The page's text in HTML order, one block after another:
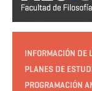
INFORMACIÓN DE
PLANES DE
PROGRAMACIÓN